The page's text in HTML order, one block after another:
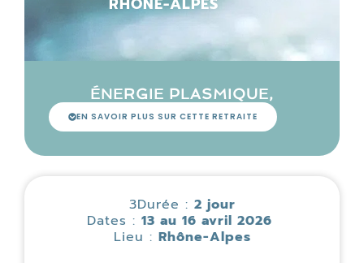
ÉNERGIE PLASMIQUE,
EN SAVOIR PLUS SUR CETTE RETRAITE
3Durée : 2 jour
Dates : 13 au 16 avril 2026
Lieu : Rhône-Alpes